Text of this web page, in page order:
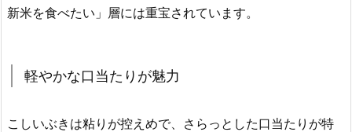
新米を食べたい」層には重宝されています。
軽やかな口当たりが魅力
こしいぶきは粘りが控えめで、さらっとした口当たりが特